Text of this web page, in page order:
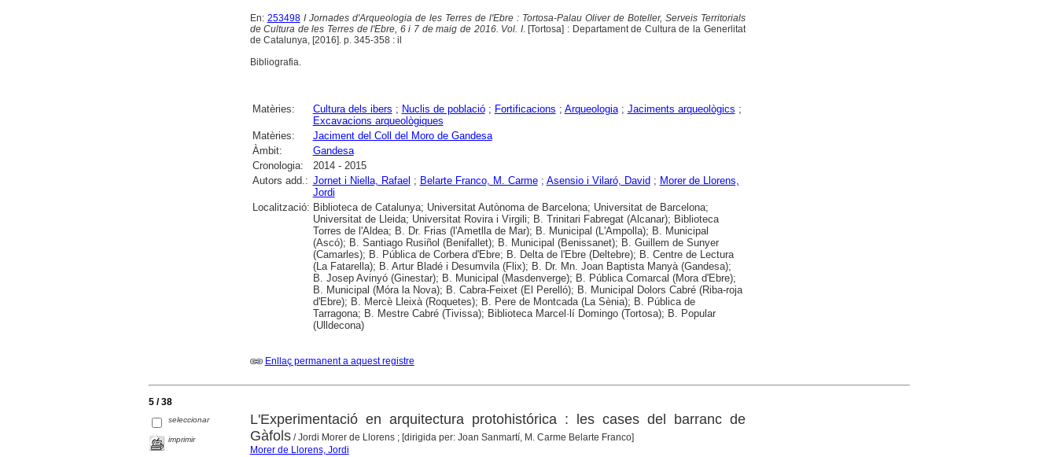
En: 253498 I Jornades d'Arqueologia de les Terres de l'Ebre : Tortosa-Palau Oliver de Boteller, Serveis Territorials
de Cultura de les Terres de l'Ebre, 6 i 7 de maig de 2016. Vol. I. [Tortosa] : Departament de Cultura de la Generlitat
de Catalunya, [2016]. p. 345-358 : il
Bibliografia.
Matèries: Cultura dels ibers ; Nuclis de població; Fortificacions ; Arqueologia; Jaciments arqueològics ;
Excavacions arqueològiques
Matèries:
Jaciment del Coll del Moro de Gandesa
Àmbit:
Gandesa
Cronologia:
2014 - 2015
Autors add.: Jornet i Niella, Rafael ; Belarte Franco, M. Carme; Asensio i Vilaró, David ; Morer de Llorens,
Jordi
Localització: Biblioteca de Catalunya; Universitat Autònoma de Barcelona; Universitat de Barcelona;
Universitat de Lleida; Universitat Rovira i Virgili; B. Trinitari Fabregat (Alcanar); Biblioteca
Torres de l'Aldea; B. Dr. Frias (l'Ametlla de Mar); B. Municipal (L'Ampolla); B. Municipal
(Ascó); B. Santiago Rusiñol (Benifallet); B. Municipal (Benissanet); B. Guillem de Sunyer
(Camarles); B. Pública de Corbera d'Ebre; B. Delta de l'Ebre (Deltebre); B. Centre de Lectura
(La Fatarella); B. Artur Bladé i Desumvila (Flix); B. Dr. Mn. Joan Baptista Manyà (Gandesa);
B. Josep Avinyó (Ginestar); B. Municipal (Masdenverge); B. Pública Comarcal (Mora d'Ebre);
B. Municipal (Móra la Nova); B. Cabra-Feixet (El Perelló); B. Municipal Dolors Cabré (Riba-roja
d'Ebre); B. Mercè Lleixà (Roquetes); B. Pere de Montcada (La Sènia); B. Pública de
Tarragona; B. Mestre Cabré (Tivissa); Biblioteca Marcel·lí Domingo (Tortosa); B. Popular
(Ulldecona)
Enllaç permanent a aquest registre
5 / 38
seleccionar
imprimir
L'Experimentació en arquitectura protohistórica : les cases del barranc de
Gàfols/ Jordi Morer de Llorens ; [dirigida per: Joan Sanmartí, M. Carme Belarte Franco]
Morer de Llorens, Jordi